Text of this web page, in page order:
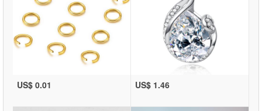
US$ 0.01 US$ 1.46